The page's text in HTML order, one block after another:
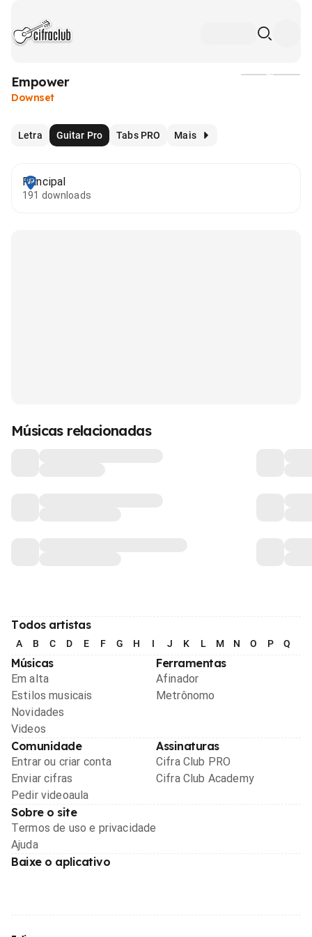
Empower
Downset
Letra Guitar Pro Tabs PRO Mais
Principal
191 downloads
Músicas relacionadas
Todos artistas
A B C D E F G H I J K L M N O P Q
Músicas
Em alta
Estilos musicais
Novidades
Videos
Ferramentas
Afinador
Metrônomo
Comunidade
Entrar ou criar conta
Enviar cifras
Pedir videoaula
Assinaturas
Cifra Club PRO
Cifra Club Academy
Sobre o site
Termos de uso e privacidade
Ajuda
Baixe o aplicativo